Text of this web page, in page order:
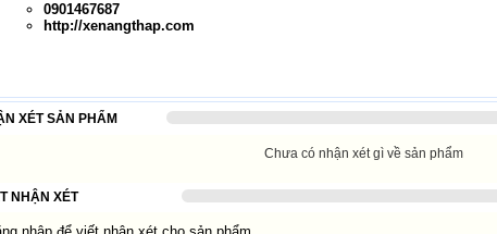
0901467687
http://xenangthap.com
XÉT SẢN PHẨM
Chưa có nhận xét gì về sản phẩm
NHẬN XÉT